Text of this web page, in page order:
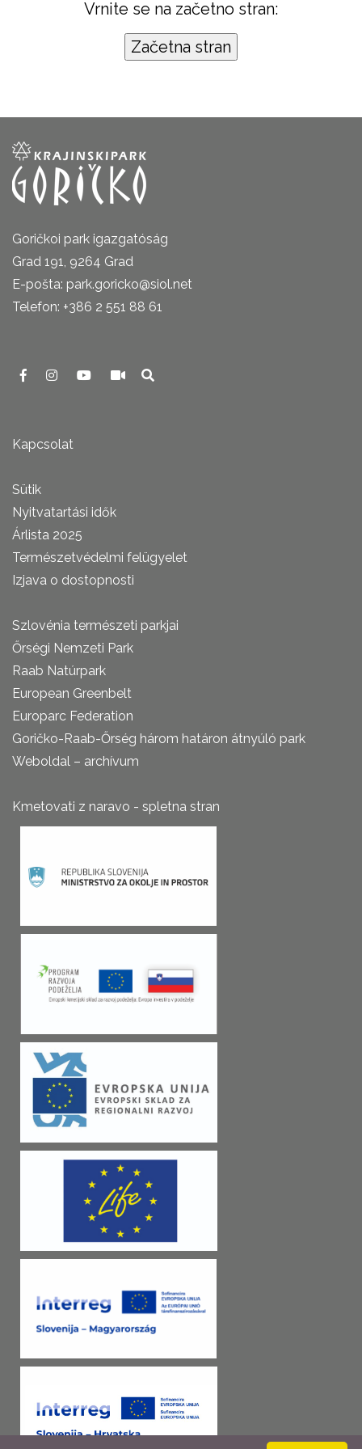
Vrnite se na začetno stran:
Goričkoi park igazgatóság
Grad 191, 9264 Grad
E-pošta: park.goricko@siol.net
Telefon: +386 2 551 88 61
Kapcsolat
Sütik
Nyitvatartási idők
Árlista 2025
Természetvédelmi felügyelet
Izjava o dostopnosti
Szlovénia természeti parkjai
Őrségi Nemzeti Park
Raab Natúrpark
European Greenbelt
Europarc Federation
Goričko-Raab-Őrség három határon átnyúló park
Weboldal – archívum
Kmetovati z naravo - spletna stran